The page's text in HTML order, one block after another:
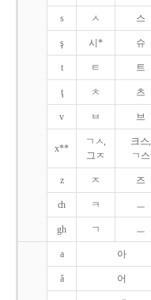
s ㅅ 스
ş 시* 슈
t ㅌ 트
ţ ㅊ 츠
v ㅂ 브
x**
ㄱㅅ,
그ㅈ
크스,
ㄱ스
z ㅈ 즈
ch ㅋ ㅡ
gh ㄱ ㅡ
a 아
ǎ 어